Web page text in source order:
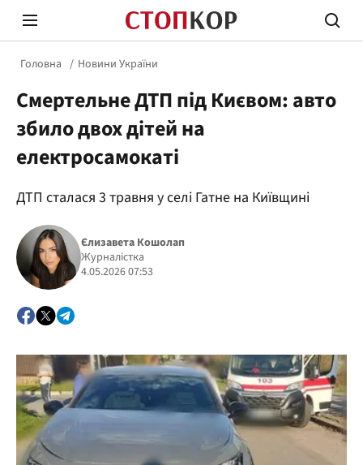
Політика
Головна Новини України
Смертельне ДТП під Києвом: авто
збило двох дітей на
електросамокаті
ДТП сталася 3 травня у селі Гатне на Київщині
Єлизавета Кошолап
Журналістка
4.05.2026 07:53